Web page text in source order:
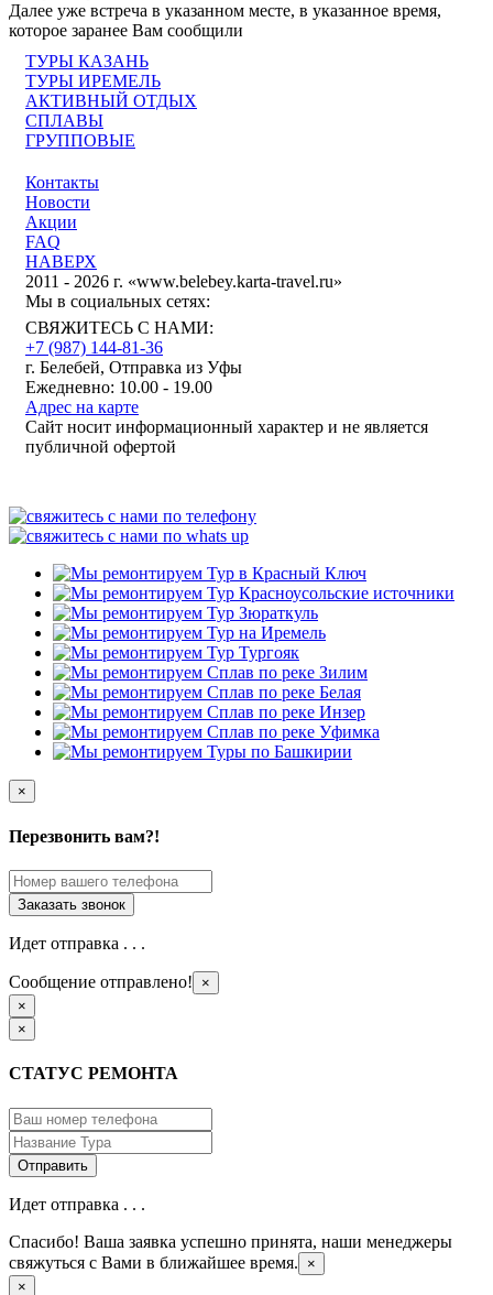
Далее уже встреча в указанном месте, в указанное время,
которое заранее Вам сообщили
Контакты
Новости
Акции
FAQ
НАВЕРХ
2011 - 2026 г. «www.belebey.karta-travel.ru»
ТУРЫ КАЗАНЬ
ТУРЫ ИРЕМЕЛЬ
АКТИВНЫЙ ОТДЫХ
СПЛАВЫ
ГРУППОВЫЕ
Мы в социальных сетях:
СВЯЖИТЕСЬ С НАМИ:
+7 (987) 144-81-36
г. Белебей, Отправка из Уфы
Ежедневно: 10.00 - 19.00
Адрес на карте
Сайт носит информационный характер и не является
публичной офертой
×
Перезвонить вам?!
Идет отправка . . .
Сообщение отправлено!
×
×
×
СТАТУС РЕМОНТА
Идет отправка . . .
Спасибо! Ваша заявка успешно принята, наши менеджеры
свяжуться с Вами в ближайшее время.
×
×